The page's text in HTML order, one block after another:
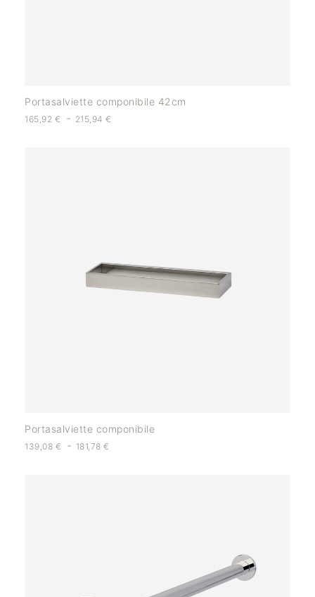
Portasalviette componibile 42cm
165,92 € - 215,94€
Portasalviette componibile
139,08 € - 181,78€